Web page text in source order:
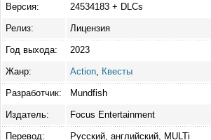
Версия: 24534183 + DLCs
Релиз: Лицензия
Год выхода: 2023
Жанр: Action Квесты
Разработчик: Mundfish
Издатель: Focus Entertainment
Перевод: Русский, английский, MULTi